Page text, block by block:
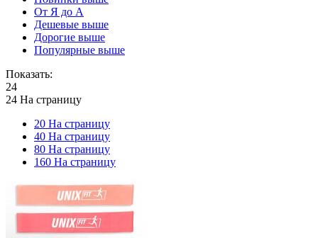
От Я до А
Дешевые выше
Дорогие выше
Популярные выше
Показать:
24
24 На страницу
20 На страницу
40 На страницу
80 На страницу
160 На страницу